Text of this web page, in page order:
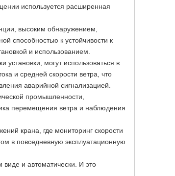
используется расширенная
высоким обнаружением,
способностью к устойчивости к
и использованием.
могут использоваться в
и средней скорости ветра, что
аварийной сигнализацией.
промышленности,
перемещения ветра и наблюдения
крана, где мониторинг скорости
в повседневную эксплуатационную
и автоматически. И это